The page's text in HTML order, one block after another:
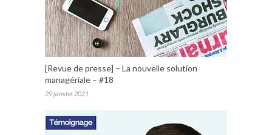
[Revue de presse] – La nouvelle solution
managériale – #18
29 janvier 2021